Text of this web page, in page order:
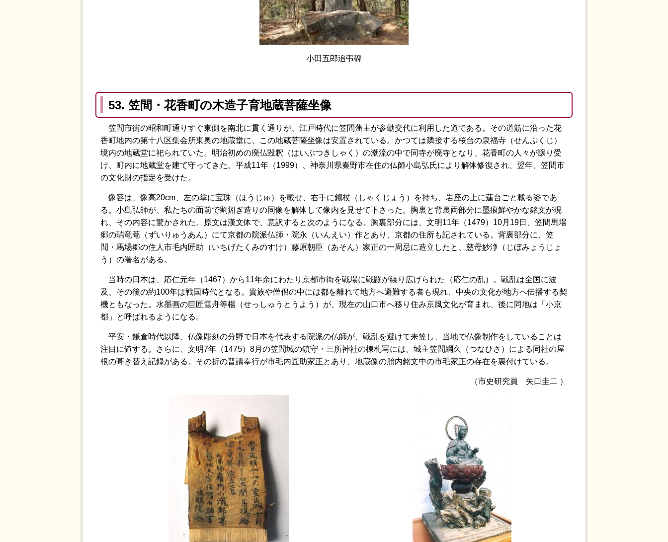
小田五郎追弔碑
53. 笠間・花香町の木造子育地蔵菩薩坐像
笠間市街の昭和町通りすぐ東側を南北に貫く通りが、江戸時代に笠間藩主が参勤交代に利用した道である。その道筋に沿った花
香町地内の第十八区集会所東奥の地蔵堂に、この地蔵菩薩坐像は安置されている。かつては隣接する桜台の泉福寺（せんぷくじ）
境内の地蔵堂に祀られていた。明治初めの廃仏毀釈（はいぶつきしゃく）の潮流の中で同寺が廃寺となり、花香町の人々が譲り受
け、町内に地蔵堂を建て守ってきた。平成11年（1999）、神奈川県秦野市在住の仏師小島弘氏により解体修復され、翌年、笠間市
の文化財の指定を受けた。
像容は、像高20cm、左の掌に宝珠（ほうじゅ）を載せ、右手に錫杖（しゃくじょう）を持ち、岩座の上に蓮台ごと載る姿であ
る。小島弘師が、私たちの面前で割矧ぎ造りの同像を解体して像内を見せて下さった。胸裏と背裏両部分に墨痕鮮やかな銘文が現
れ、その内容に驚かされた。原文は漢文体で、意訳すると次のようになる。胸裏部分には、文明11年（1479）10月19日、笠間馬場
郷の瑞竜菴（ずいりゅうあん）にて京都の院派仏師・院永（いんえい）作とあり、京都の住所も記されている。背裏部分に、笠
間・馬場郷の住人市毛内匠助（いちげたくみのすけ）藤原朝臣（あそん）家正の一周忌に造立したと、慈母妙浄（じぼみょうじょ
う）の署名がある。
当時の日本は、応仁元年（1467）から11年余にわたり京都市街を戦場に戦闘が繰り広げられた（応仁の乱）。戦乱は全国に波
及、その後の約100年は戦国時代となる。貴族や僧侶の中には都を離れて地方へ避難する者も現れ、中央の文化が地方へ伝播する契
機ともなった。水墨画の巨匠雪舟等楊（せっしゅうとうよう）が、現在の山口市へ移り住み京風文化が育まれ、後に同地は「小京
都」と呼ばれるようになる。
平安・鎌倉時代以降、仏像彫刻の分野で日本を代表する院派の仏師が、戦乱を避けて来笠し、当地で仏像制作をしていることは
注目に値する。さらに、文明7年（1475）8月の笠間城の鎮守・三所神社の棟札写には、城主笠間綱久（つなひさ）による同社の屋
根の葺き替え記録がある。その折の普請奉行が市毛内匠助家正とあり、地蔵像の胎内銘文中の市毛家正の存在を裏付けている。
（市史研究員 矢口圭二 ）